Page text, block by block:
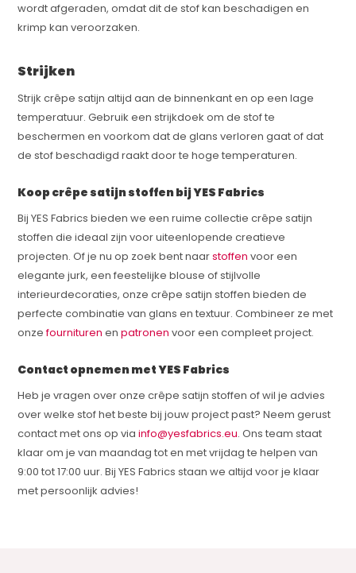
wordt afgeraden, omdat dit de stof kan beschadigen en
krimp kan veroorzaken.
Strijken
Strijk crêpe satijn altijd aan de binnenkant en op een lage
temperatuur. Gebruik een strijkdoek om de stof te
beschermen en voorkom dat de glans verloren gaat of dat
de stof beschadigd raakt door te hoge temperaturen.
Koop crêpe satijn stoffen bij YES Fabrics
Bij YES Fabrics bieden we een ruime collectie crêpe satijn
stoffen die ideaal zijn voor uiteenlopende creatieve
projecten. Of je nu op zoek bent naarstoffen voor een
elegante jurk, een feestelijke blouse of stijlvolle
interieurdecoraties, onze crêpe satijn stoffen bieden de
perfecte combinatie van glans en textuur. Combineer ze met
onzefournituren enpatronen voor een compleet project.
Contact opnemen met YES Fabrics
Heb je vragen over onze crêpe satijn stoffen of wil je advies
over welke stof het beste bij jouw project past? Neem gerust
contact met ons op viainfo@yesfabrics.eu. Ons team staat
klaar om je van maandag tot en met vrijdag te helpen van
9:00 tot 17:00 uur. Bij YES Fabrics staan we altijd voor je klaar
met persoonlijk advies!